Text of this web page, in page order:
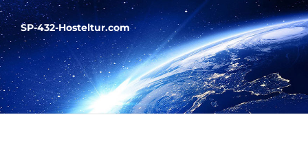
SP-432-Hosteltur.com